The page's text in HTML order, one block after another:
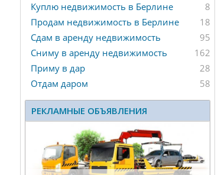
Куплю недвижимость в Берлине
8
Продам недвижимость в Берлине
18
Сдам в аренду недвижимость
95
Сниму в аренду недвижимость
162
Приму в дар
28
Отдам даром
58
РЕКЛАМНЫЕ ОБЪЯВЛЕНИЯ